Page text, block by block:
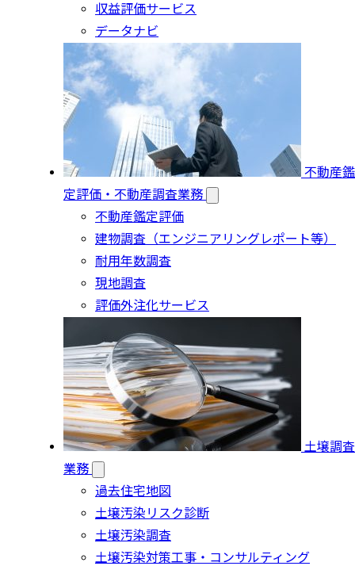
収益評価サービス
データナビ
不動産鑑
定評価・不動産調査業務
不動産鑑定評価
建物調査（エンジニアリングレポート等）
耐用年数調査
現地調査
評価外注化サービス
土壌調査
業務
過去住宅地図
土壌汚染リスク診断
土壌汚染調査
土壌汚染対策工事・コンサルティング